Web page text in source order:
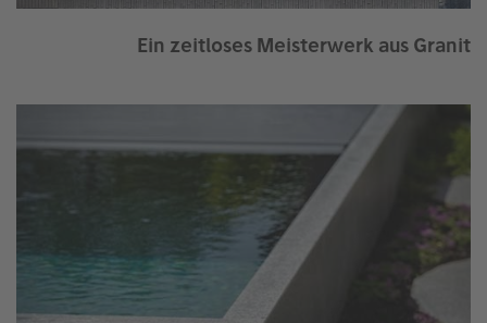
Ein zeitloses Meisterwerk aus Granit